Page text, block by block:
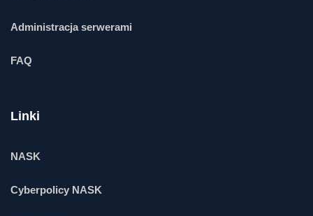
Administracja serwerami
FAQ
Linki
NASK
Cyberpolicy NASK